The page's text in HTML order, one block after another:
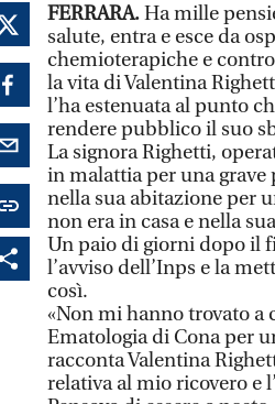
FERRARA.Ha mille
salute, entra e esce da
chemioterapiche e
la vita di Valentina
l’ha estenuata al punto
rendere pubblico il suo
La signora Righetti,
in malattia per una grave
nella sua abitazione per
non era in casa e nella
Un paio di giorni dopo il
l’avviso dell’Inps e la
così.
«Non mi hanno trovato a
Ematologia di Cona per
racconta Valentina
relativa al mio ricovero e